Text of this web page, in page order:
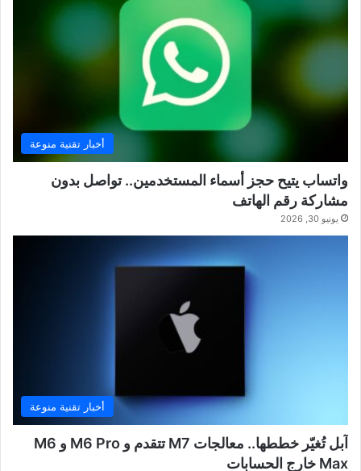
أخبار تقنية منوعة
واتساب يتيح حجز أسماء المستخدمين.. تواصل بدون
مشاركة رقم الهاتف
يونيو 30, 2026
أخبار تقنية منوعة
آبل تُغيّر خططها.. معالجات M7 تتقدم و M6 Pro و M6
Max خارج الحسابات